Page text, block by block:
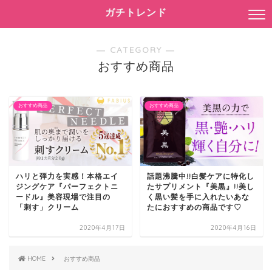
ガチトレンド
― CATEGORY ―
おすすめ商品
おすすめ商品
ハリと弾力を実感！本格エイ
ジングケア『パーフェクトニ
ードル』美容現場で注目の
「刺す」クリーム
2020年4月17日
おすすめ商品
話題沸騰中!!白髪ケアに特化し
たサプリメント『美黒』!!美し
く黒い髪を手に入れたいあな
たにおすすめの商品です♡
2020年4月16日
HOME おすすめ商品